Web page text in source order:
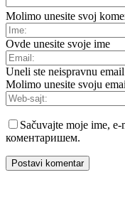
Molimo unesite svoj
Ovde unesite svoje ime
Uneli ste neispravnu
Molimo unesite svoju
Sačuvajte moje ime,
коментаришем.